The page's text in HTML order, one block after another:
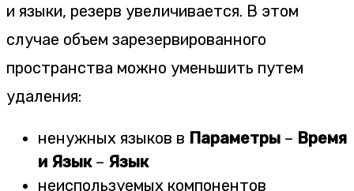
и языки, резерв увеличивается. В этом
случае объем зарезервированного
пространства можно уменьшить путем
удаления:
ненужных языков в Параметры – Время
и Язык– Язык
неиспользуемых компонентов